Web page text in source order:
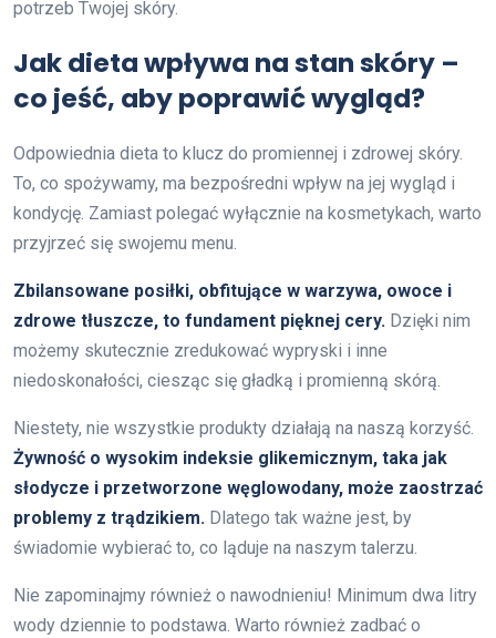
potrzeb Twojej skóry.
Jak dieta wpływa na stan skóry –
co jeść, aby poprawić wygląd?
Odpowiednia dieta to klucz do promiennej i zdrowej skóry.
To, co spożywamy, ma bezpośredni wpływ na jej wygląd i
kondycję. Zamiast polegać wyłącznie na kosmetykach, warto
przyjrzeć się swojemu menu.
Zbilansowane posiłki, obfitujące w warzywa, owoce i
zdrowe tłuszcze, to fundament pięknej cery. Dzięki nim
możemy skutecznie zredukować wypryski i inne
niedoskonałości, ciesząc się gładką i promienną skórą.
Niestety, nie wszystkie produkty działają na naszą korzyść.
Żywność o wysokim indeksie glikemicznym, taka jak
słodycze i przetworzone węglowodany, może zaostrzać
problemy z trądzikiem. Dlatego tak ważne jest, by
świadomie wybierać to, co ląduje na naszym talerzu.
Nie zapominajmy również o nawodnieniu! Minimum dwa litry
wody dziennie to podstawa. Warto również zadbać o